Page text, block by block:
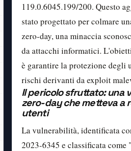
119.0.6045.199/200. Questo
stato progettato per colmare
zero-day, una minaccia
da attacchi informatici.
è garantire la protezione degli
rischi derivanti da exploit
Il pericolo sfruttato: una
zero-day che metteva a
utenti
La vulnerabilità, identificata
2023-6345 e classificata